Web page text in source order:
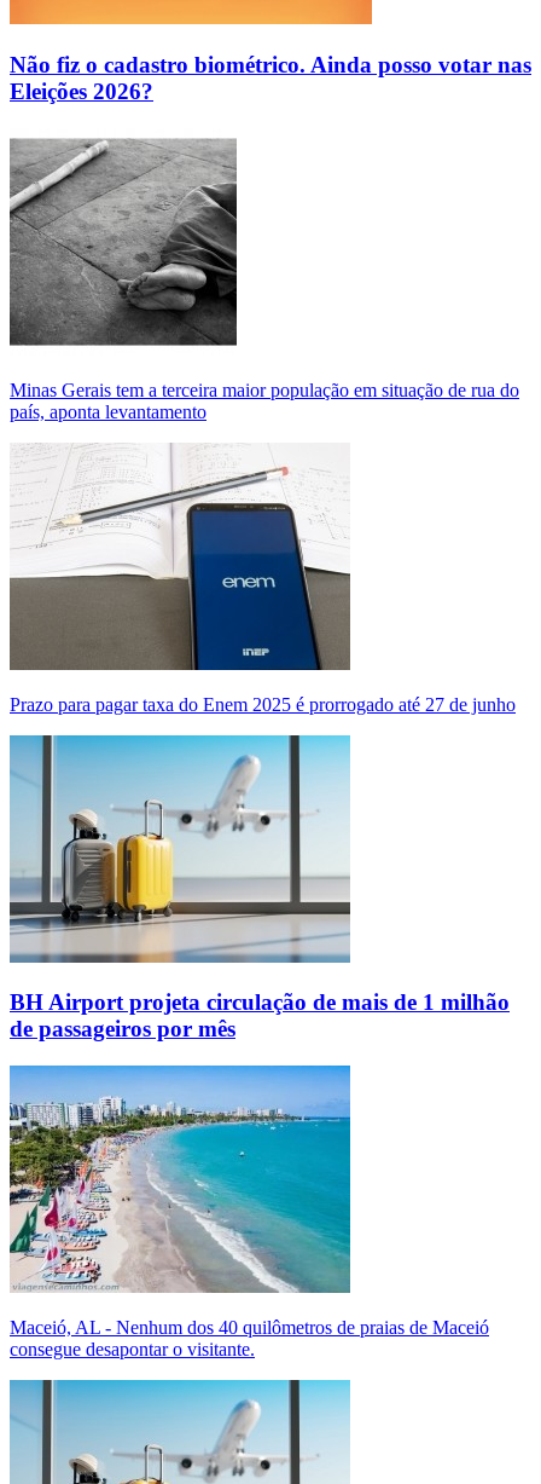
Não fiz o cadastro biométrico. Ainda posso votar nas
Eleições 2026?
Minas Gerais tem a terceira maior população em situação de rua do
país, aponta levantamento
Prazo para pagar taxa do Enem 2025 é prorrogado até 27 de junho
BH Airport projeta circulação de mais de 1 milhão
de passageiros por mês
Maceió, AL - Nenhum dos 40 quilômetros de praias de Maceió
consegue desapontar o visitante.